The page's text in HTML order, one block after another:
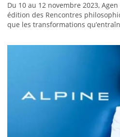
Du 10 au 12 novembre 2023,
édition des Rencontres
que les transformations